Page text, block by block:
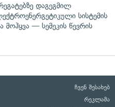
დაგეგმილ
სისტემის
მოჰყვა — სემეკის წევრის
ჩვენ შესახებ
რეკლამა